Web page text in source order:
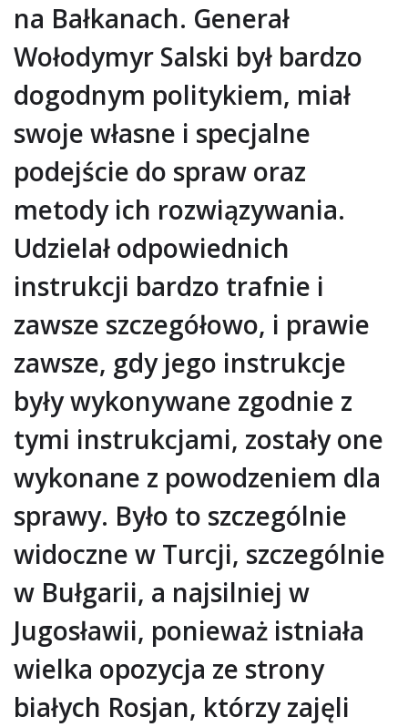
na Bałkanach. Generał
Wołodymyr Salski był bardzo
dogodnym politykiem, miał
swoje własne i specjalne
podejście do spraw oraz
metody ich rozwiązywania.
Udzielał odpowiednich
instrukcji bardzo trafnie i
zawsze szczegółowo, i prawie
zawsze, gdy jego instrukcje
były wykonywane zgodnie z
tymi instrukcjami, zostały one
wykonane z powodzeniem dla
sprawy. Było to szczególnie
widoczne w Turcji, szczególnie
w Bułgarii, a najsilniej w
Jugosławii, ponieważ istniała
wielka opozycja ze strony
białych Rosjan, którzy zajęli